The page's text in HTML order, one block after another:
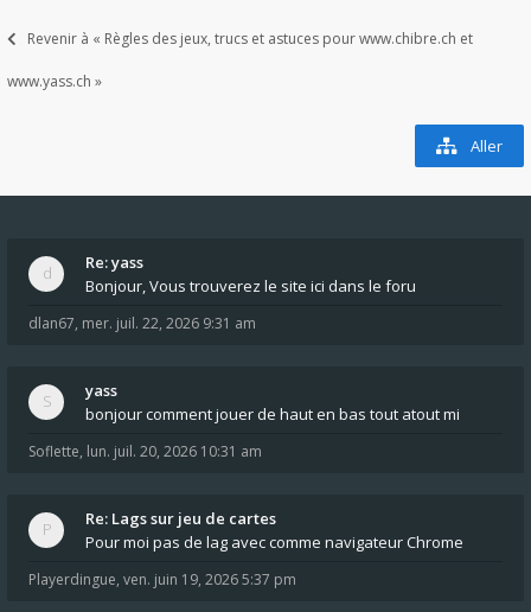
Revenir à « Règles des jeux, trucs et astuces pour www.chibre.ch et
www.yass.ch »
Aller
Re: yass
Bonjour, Vous trouverez le site ici dans le foru
dlan67, mer. juil. 22, 2026 9:31 am
yass
bonjour comment jouer de haut en bas tout atout mi
Soflette, lun. juil. 20, 2026 10:31 am
Re: Lags sur jeu de cartes
Pour moi pas de lag avec comme navigateur Chrome
Playerdingue, ven. juin 19, 2026 5:37 pm